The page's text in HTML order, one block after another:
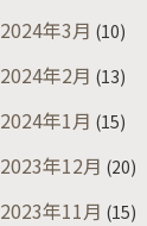
2024年3月 (10)
2024年2月 (13)
2024年1月 (15)
2023年12月 (20)
2023年11月 (15)